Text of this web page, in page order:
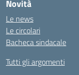
Novità
Le news
Le circolari
Bacheca sindacale
Tutti gli argomenti